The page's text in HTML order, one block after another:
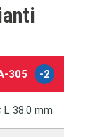
-2
L 38.0 mm